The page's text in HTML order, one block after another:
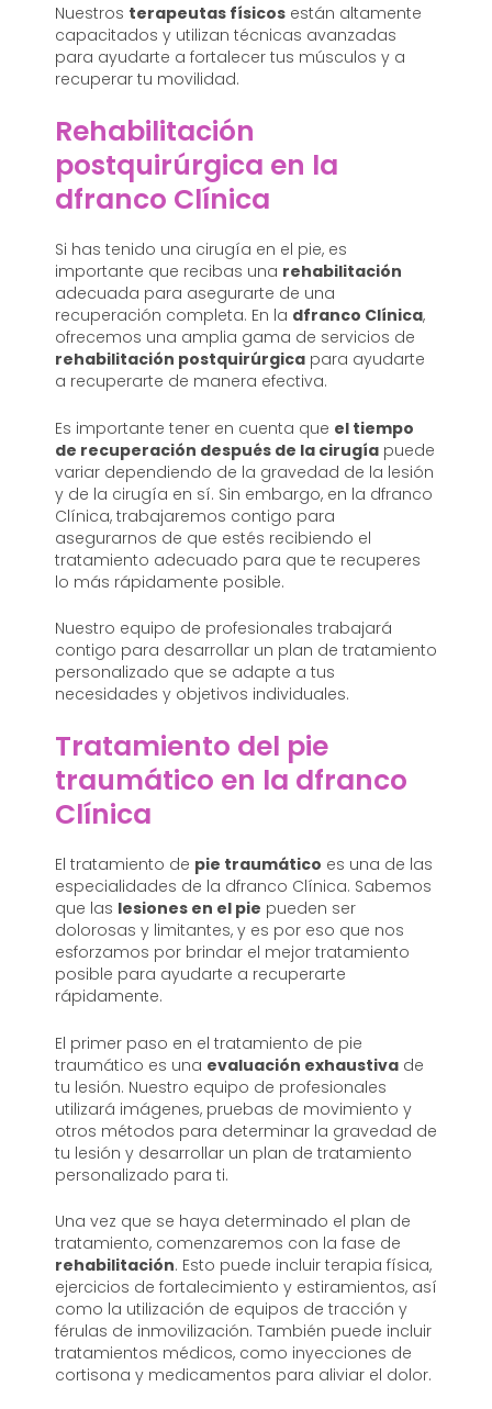
Nuestros terapeutas físicos están altamente
capacitados y utilizan técnicas avanzadas
para ayudarte a fortalecer tus músculos y a
recuperar tu movilidad.
Rehabilitación
postquirúrgica en la
dfranco Clínica
Si has tenido una cirugía en el pie, es
importante que recibas una rehabilitación
adecuada para asegurarte de una
recuperación completa. En la dfranco Clínica,
ofrecemos una amplia gama de servicios de
rehabilitación postquirúrgica para ayudarte
a recuperarte de manera efectiva.
Es importante tener en cuenta que el tiempo
de recuperación después de la cirugía puede
variar dependiendo de la gravedad de la lesión
y de la cirugía en sí. Sin embargo, en la dfranco
Clínica, trabajaremos contigo para
asegurarnos de que estés recibiendo el
tratamiento adecuado para que te recuperes
lo más rápidamente posible.
Nuestro equipo de profesionales trabajará
contigo para desarrollar un plan de tratamiento
personalizado que se adapte a tus
necesidades y objetivos individuales.
Tratamiento del pie
traumático en la dfranco
Clínica
El tratamiento de pie traumático es una de las
especialidades de la dfranco Clínica. Sabemos
que las lesiones en el pie pueden ser
dolorosas y limitantes, y es por eso que nos
esforzamos por brindar el mejor tratamiento
posible para ayudarte a recuperarte
rápidamente.
El primer paso en el tratamiento de pie
traumático es una evaluación exhaustiva de
tu lesión. Nuestro equipo de profesionales
utilizará imágenes, pruebas de movimiento y
otros métodos para determinar la gravedad de
tu lesión y desarrollar un plan de tratamiento
personalizado para ti.
Una vez que se haya determinado el plan de
tratamiento, comenzaremos con la fase de
rehabilitación. Esto puede incluir terapia física,
ejercicios de fortalecimiento y estiramientos, así
como la utilización de equipos de tracción y
férulas de inmovilización. También puede incluir
tratamientos médicos, como inyecciones de
cortisona y medicamentos para aliviar el dolor.